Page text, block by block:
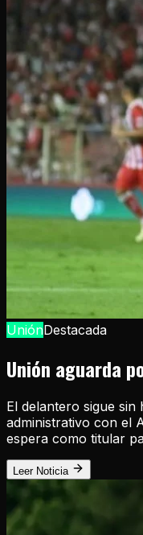
UniónDestacada
Unión aguarda
El delantero sigue
administrativo con el
espera como titular
Leer Noticia